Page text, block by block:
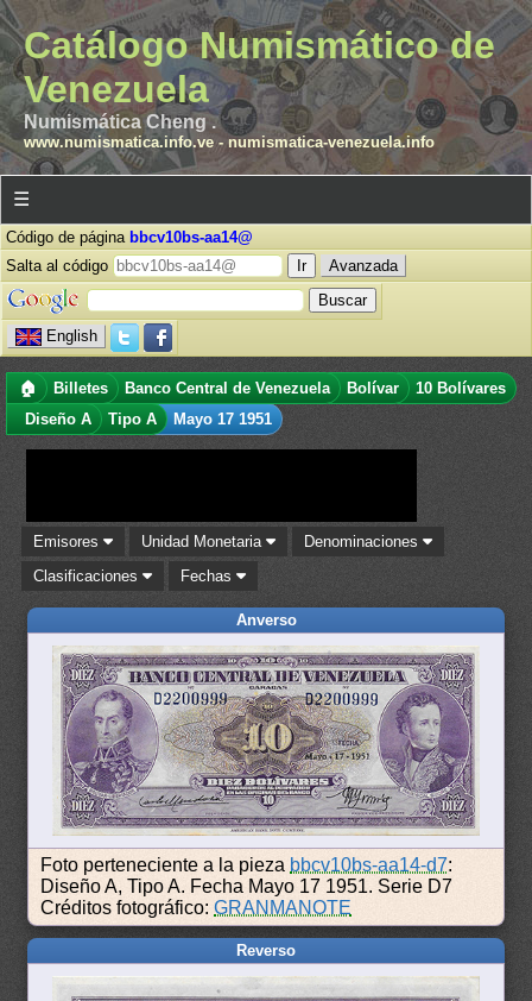
Catálogo Numismático de
Venezuela
Numismática Cheng .
www.numismatica.info.ve- numismatica-venezuela.info
☰
Código de página bbcv10bs-aa14@
Salta al código
Avanzada
English
🏠 Billetes Banco Central de Venezuela Bolívar
10 Bolívares
Diseño A
Tipo A Mayo 17 1951
Emisores Unidad Monetaria
Denominaciones
Clasificaciones
Fechas
Anverso
Foto perteneciente a la pieza bbcv10bs-aa14-d7:
Diseño A, Tipo A. Fecha Mayo 17 1951. Serie D7
Créditos fotográfico:GRANMANOTE
Reverso